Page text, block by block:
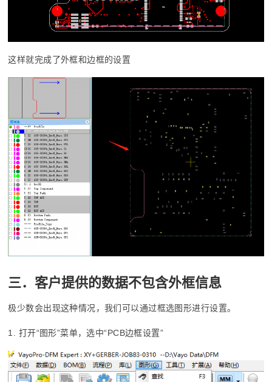
这样就完成了外框和边框的设置
三．客户提供的数据不包含外框信息
极少数会出现这种情况，我们可以通过框选图形进行设置。
1. 打开“图形”菜单，选中“PCB边框设置”